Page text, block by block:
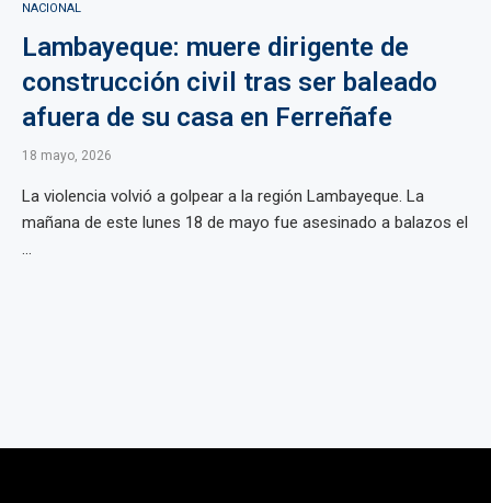
NACIONAL
Lambayeque: muere dirigente de
construcción civil tras ser baleado
afuera de su casa en Ferreñafe
18 mayo, 2026
La violencia volvió a golpear a la región Lambayeque. La
mañana de este lunes 18 de mayo fue asesinado a balazos el
...